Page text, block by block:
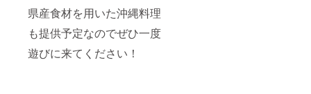
県産食材を用いた沖縄料理
も提供予定なのでぜひ一度
遊びに来てください！